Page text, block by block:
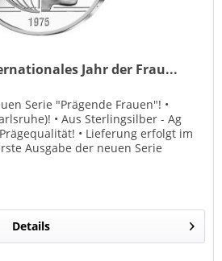
Jahr der Frau...
Serie "Prägende Frauen"! •
• Aus Sterlingsilber - Ag
• Lieferung erfolgt im
Ausgabe der neuen Serie
Details